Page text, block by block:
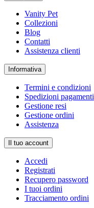
Vanity Pet
Collezioni
Blog
Contatti
Assistenza clienti
Informativa
Termini e condizioni
Spedizioni pagamenti
Gestione resi
Gestione ordini
Assistenza
Il tuo account
Accedi
Registrati
Recupero password
I tuoi ordini
Tracciamento ordini